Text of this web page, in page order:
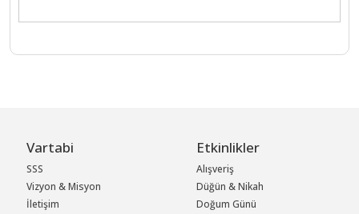
Vartabi
SSS
Vizyon & Misyon
İletişim
Etkinlikler
Alışveriş
Düğün & Nikah
Doğum Günü